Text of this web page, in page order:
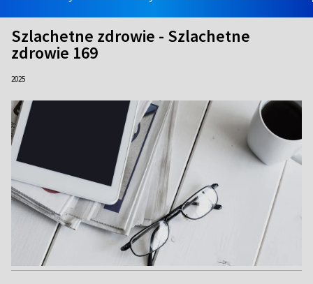
Szlachetne zdrowie - Szlachetne
zdrowie 169
2025